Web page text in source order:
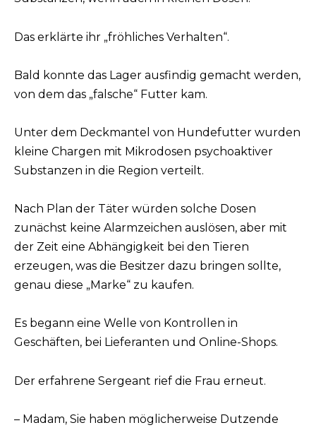
Das erklärte ihr „fröhliches Verhalten“.
Bald konnte das Lager ausfindig gemacht werden,
von dem das „falsche“ Futter kam.
Unter dem Deckmantel von Hundefutter wurden
kleine Chargen mit Mikrodosen psychoaktiver
Substanzen in die Region verteilt.
Nach Plan der Täter würden solche Dosen
zunächst keine Alarmzeichen auslösen, aber mit
der Zeit eine Abhängigkeit bei den Tieren
erzeugen, was die Besitzer dazu bringen sollte,
genau diese „Marke“ zu kaufen.
Es begann eine Welle von Kontrollen in
Geschäften, bei Lieferanten und Online-Shops.
Der erfahrene Sergeant rief die Frau erneut.
– Madam, Sie haben möglicherweise Dutzende